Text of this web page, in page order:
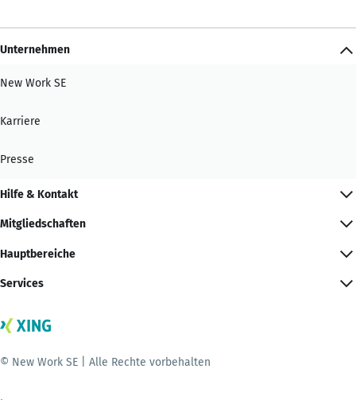
Unternehmen
New Work SE
Karriere
Presse
Hilfe & Kontakt
Mitgliedschaften
Hauptbereiche
Services
© New Work SE | Alle Rechte vorbehalten